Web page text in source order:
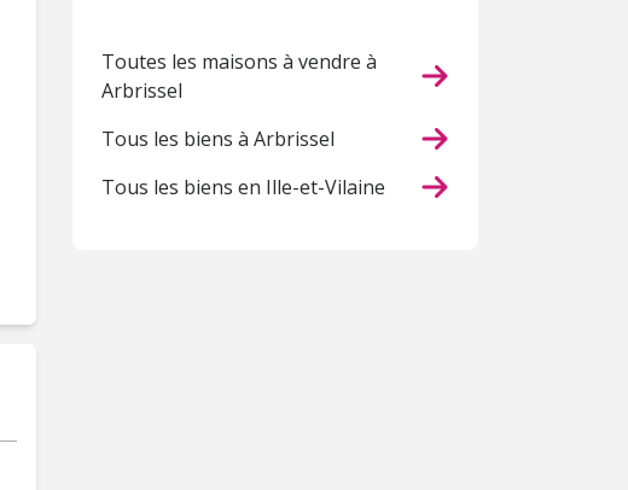
Toutes les maisons à vendre à
Arbrissel
Tous les biens à Arbrissel
Tous les biens en Ille-et-Vilaine